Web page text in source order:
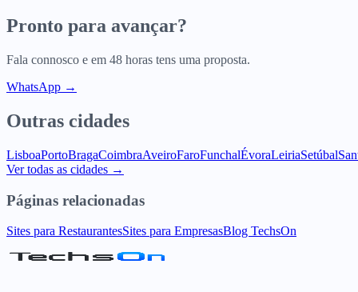
Pronto para avançar?
Fala connosco e em 48 horas tens uma proposta.
WhatsApp →
Outras cidades
LisboaPortoBragaCoimbraAveiroFaroFunchalÉvoraLeiriaSetúbal
Ver todas as cidades →
Páginas relacionadas
Sites para RestaurantesSites para EmpresasBlog TechsOn